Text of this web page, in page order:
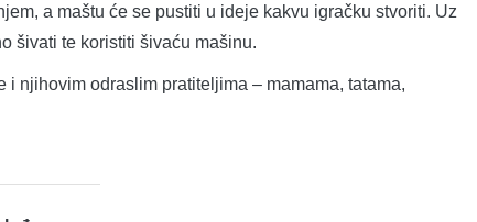
a maštu će se pustiti u ideje kakvu igračku stvoriti. Uz
šivati te koristiti šivaću mašinu.
njihovim odraslim pratiteljima – mamama, tatama,